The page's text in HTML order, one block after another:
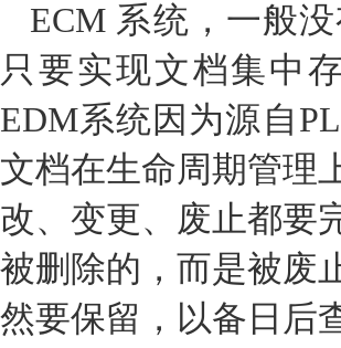
ECM 系统，一般
只要实现文档集中
EDM系统因为源自
文档在生命周期管理
改、变更、废止都要
被删除的，而是被废
然要保留，以备日后